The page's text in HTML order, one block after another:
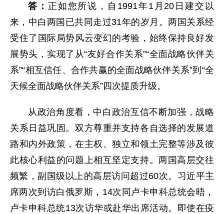
答： 正如您所说，自1991年1月20日建交以
来，中白两国已共同走过31年的岁月。两国关系经
受住了国际局势风云变幻的考验，始终保持良好发
展势头，实现了从“友好合作关系”“全面战略伙伴关
系”“相互信任、合作共赢的全面战略伙伴关系”到“全
天候全面战略伙伴关系”四次提质升级。
从政治角度看，中白政治互信不断加强，战略
关系日益巩固。双方尊重并支持各自选择的发展道
路和内外政策，在主权、独立和领土完整等涉及彼
此核心利益的问题上相互坚定支持。两国高层交往
频繁，副国级以上的高层访问超过60次。习近平主
席两次到访白俄罗斯，14次同卢卡申科总统会晤，
卢卡申科总统13次访华或赴华出席活动。即使在疫